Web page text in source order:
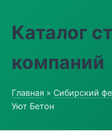
Каталог
компаний
Главная » Сибирский
Уют Бетон